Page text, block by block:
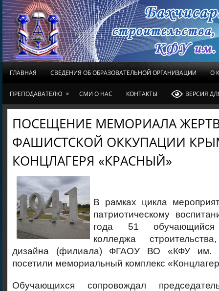
ГЛАВНАЯ СВЕДЕНИЯ ОБ ОБРАЗОВАТЕЛЬНОЙ ОРГАНИЗАЦИИ О
ПРЕПОДАВАТЕЛЮ » СМИ О НАС КОНТАКТЫ ВЕРСИЯ
ПОСЕЩЕНИЕ МЕМОРИАЛА
ФАШИСТСКОЙ ОККУПАЦИИ
КОНЦЛАГЕРЯ «КРАСНЫЙ»
В рамках цикла
патриотическому
года 51 обучающийся
колледжа
дизайна (филиала) ФГАОУ ВО «КФУ им.
посетили мемориальный комплекс
Обучающихся сопровождал